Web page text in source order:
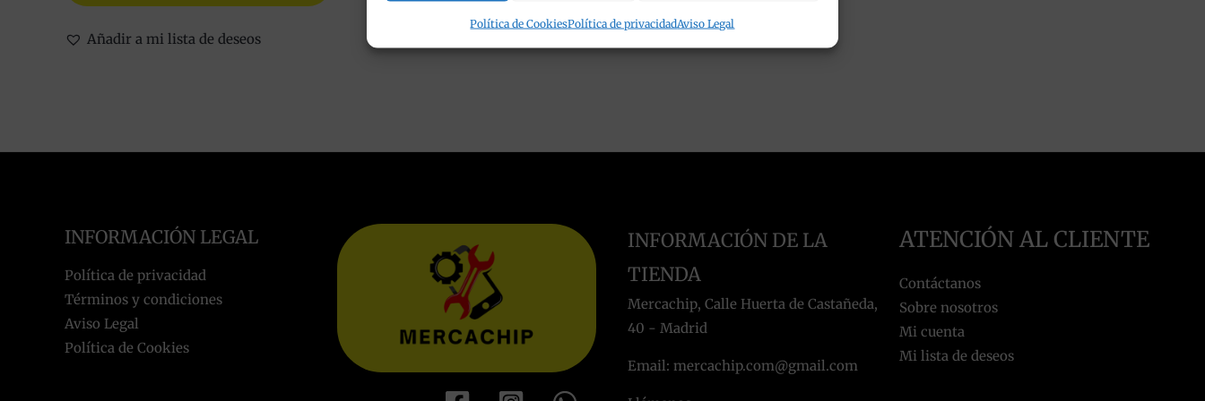
Política de CookiesPolítica de privacidadAviso Legal
Añadir a mi lista de deseos
INFORMACIÓN LEGAL
Política de privacidad
Términos y condiciones
Aviso Legal
Política de Cookies
INFORMACIÓN DE LA
TIENDA
Mercachip, Calle Huerta de Castañeda,
40 - Madrid
Email: mercachip.com@gmail.com
ATENCIÓN AL CLIENTE
Contáctanos
Sobre nosotros
Mi cuenta
Mi lista de deseos